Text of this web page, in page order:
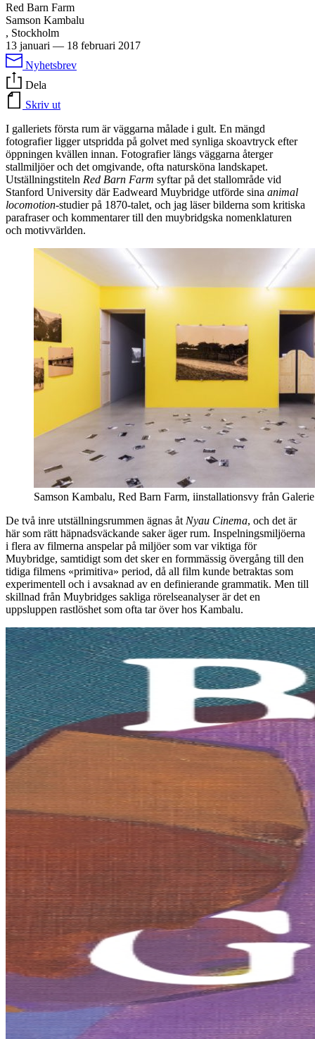
Red Barn Farm
Samson Kambalu
, Stockholm
13 januari — 18 februari 2017
Nyhetsbrev
Dela
Skriv ut
I galleriets första rum är väggarna målade i gult. En mängd
fotografier ligger utspridda på golvet med synliga skoavtryck efter
öppningen kvällen innan. Fotografier längs väggarna återger
stallmiljöer och det omgivande, ofta natursköna landskapet.
Utställningstiteln Red Barn Farm syftar på det stallområde vid
Stanford University där Eadweard Muybridge utförde sina animal
locomotion-studier på 1870-talet, och jag läser bilderna som kritiska
parafraser och kommentarer till den muybridgska nomenklaturen
och motivvärlden.
Samson Kambalu, Red Barn Farm, iinstallationsvy från
De två inre utställningsrummen ägnas åt Nyau Cinema, och det är
här som rätt häpnadsväckande saker äger rum. Inspelningsmiljöerna
i flera av filmerna anspelar på miljöer som var viktiga för
Muybridge, samtidigt som det sker en formmässig övergång till den
tidiga filmens «primitiva» period, då all film kunde betraktas som
experimentell och i avsaknad av en definierande grammatik. Men till
skillnad från Muybridges sakliga rörelseanalyser är det en
uppsluppen rastlöshet som ofta tar över hos Kambalu.